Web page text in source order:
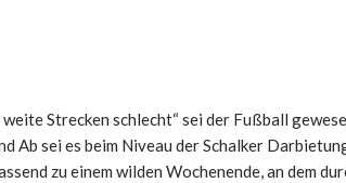
weite Strecken schlecht“ sei der Fußball
Ab sei es beim Niveau der Schalker
zu einem wilden Wochenende, an dem